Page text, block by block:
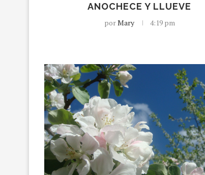
ANOCHECE Y LLUEVE
porMary 4:19 pm